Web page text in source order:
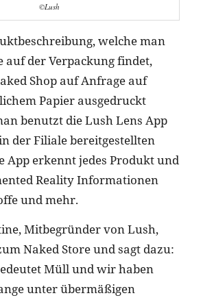
©Lush
welche man
der Verpackung findet,
Shop auf Anfrage auf
Papier ausgedruckt
benutzt die Lush Lens App
der Filiale bereitgestellten
App erkennt jedes Produkt und
Reality Informationen
und mehr.
Mitbegründer von Lush,
Naked Store und sagt dazu:
Müll und wir haben
unter übermäßigen